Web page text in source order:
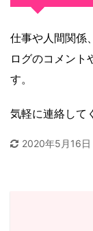
仕事や人間関係
ログのコメント
す。
気軽に連絡して
2020年5月16日